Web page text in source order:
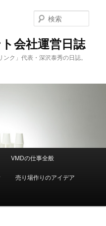
会社運営日誌
ク」代表・深沢泰秀の日誌。
索
VMDの仕事全般
売り場作りのアイデア